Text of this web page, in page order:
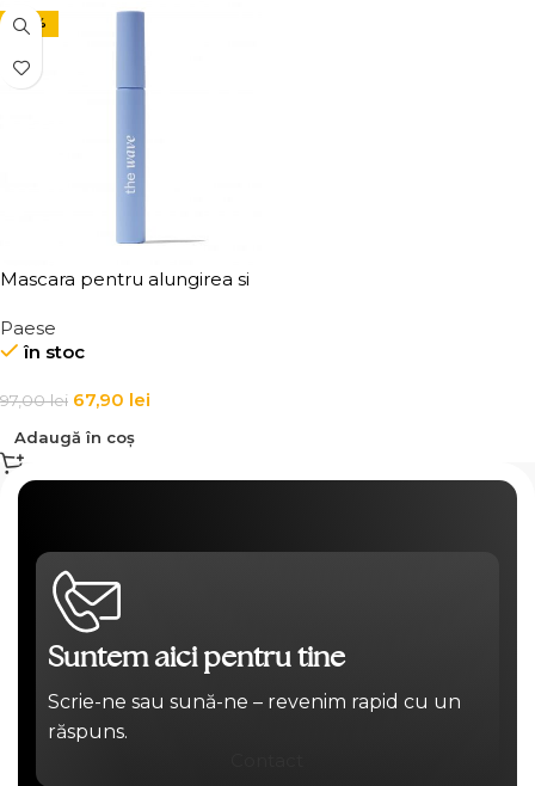
-30%
Mascara pentru alungirea si
waterproof Paese The Wave
10 ml
Paese
în stoc
97,00lei 67,90 lei
Adaugă în coș
Suntem aici pentru tine
Scrie-ne sau sună-ne – revenim rapid cu un
răspuns.